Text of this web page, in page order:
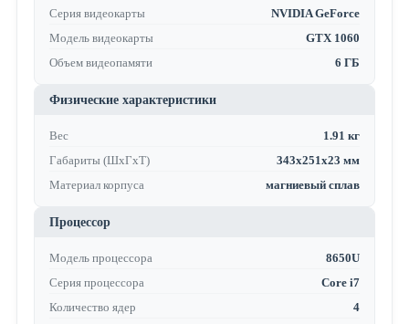
Серия видеокарты
NVIDIA GeForce
Модель видеокарты
GTX 1060
Объем видеопамяти
6 ГБ
Физические характеристики
Вес
1.91 кг
Габариты (ШхГхТ)
343x251x23 мм
Материал корпуса
магниевый сплав
Процессор
Модель процессора
8650U
Серия процессора
Core i7
Количество ядер
4